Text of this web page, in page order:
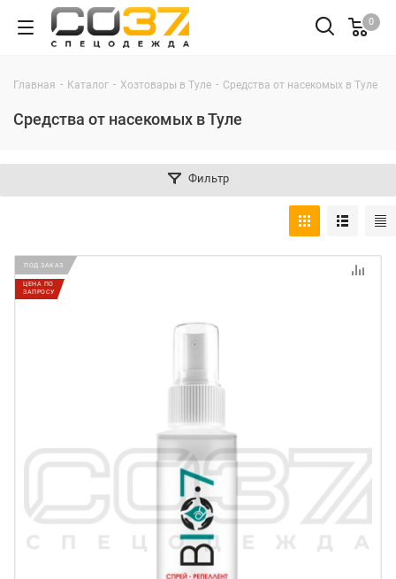
0
Главная - Каталог - Хозтовары в Туле - Средства от насекомых в Туле
Средства от насекомых в Туле
Фильтр
ПОД ЗАКАЗ
ЦЕНА ПО
ЗАПРОСУ